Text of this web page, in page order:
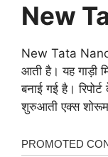
New
New Tata Nano
आती है। यह गाड़ी
बनाई गई है।
शुरुआती एक्स